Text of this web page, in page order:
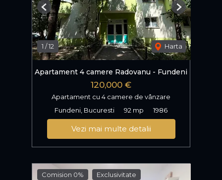
1 /12 Harta
Previous Next
Apartament 4 camere Radovanu - Fundeni
120,000 €
Apartament cu 4 camere de vânzare
Fundeni, Bucuresti
92 mp 1986
Vezi mai multe detalii
Comision 0% Exclusivitate